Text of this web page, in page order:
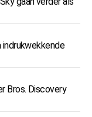
indrukwekkende
Bros. Discovery